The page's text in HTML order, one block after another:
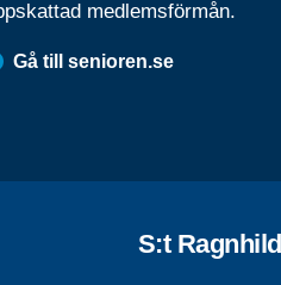
medlemsförmån.
Gå till senioren.se
S:t